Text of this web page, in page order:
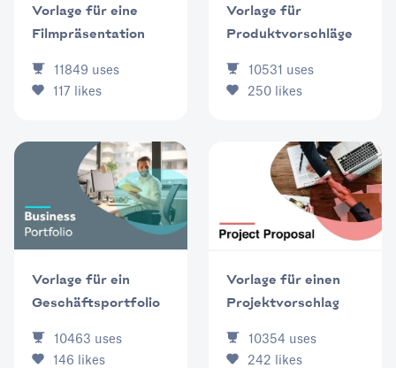
Vorlage für eine
Filmpräsentation
11849 uses
117 likes
Vorlage für
Produktvorschläge
10531 uses
250 likes
Vorlage für ein
Geschäftsportfolio
10463 uses
146 likes
Vorlage für einen
Projektvorschlag
10354 uses
242 likes